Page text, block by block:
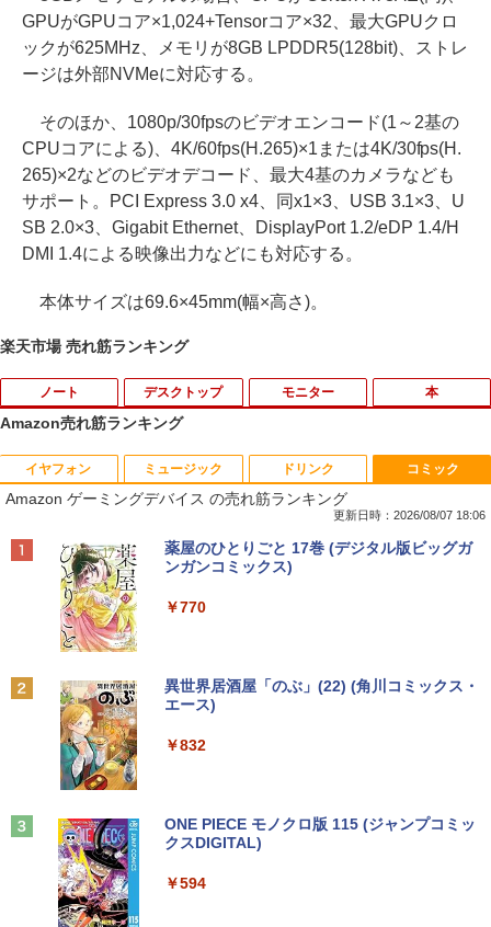
GPUがGPUコア×1,024+Tensorコア×32、最大GPUクロ
ックが625MHz、メモリが8GB LPDDR5(128bit)、ストレ
ージは外部NVMeに対応する。
そのほか、1080p/30fpsのビデオエンコード(1～2基の
CPUコアによる)、4K/60fps(H.265)×1または4K/30fps(H.
265)×2などのビデオデコード、最大4基のカメラなども
サポート。PCI Express 3.0 x4、同x1×3、USB 3.1×3、U
SB 2.0×3、Gigabit Ethernet、DisplayPort 1.2/eDP 1.4/H
DMI 1.4による映像出力などにも対応する。
本体サイズは69.6×45mm(幅×高さ)。
楽天市場 売れ筋ランキング
ノート
1
【中古】Panasonic Let's note SV8 CF-
SV8TDLVS【i5-8365U 8G 256G(SSD)
WiFi 12LCD(1920x1200)】【ECセンタ
￥22,980
ノートパソコン Lenovo ThinkPad L570
第6世代Core i5 メモリ16GB SSD256GB
カメラ DVD Bluetooth 15.6インチWind
【1500円OFFクーポン】【訳アリ】【W
古パソコン 13.3インチ SSD256GB メモ
デスクトップ
1
中古パソコン | Dell | OptiPlex 3040 SFF
| Windows11 | デスクトップ | 一年保証 |
第6世代 | Core i5 6500 3.2(～最大3.6)G
チ | Win11Pro64Bit
2
貴重 英語/中国語/日本語版 WINDOWS X
P SP3 / WIN7 /WIN10 インストール（購
入時選択） シルアル RS232C 省スペー
5 3.1Gヘルツ以上 2Gメモリー DELL 7
【★最大100%ポイント】HP ProDesk 6
モニター
1
【マラソンセール期間中ポイント5倍】中
古モニター 23.8インチ ワイド ノングレ
ア フルHD PHILIPS 243V7Q ブラック V
済み 送料無料 30日保証
2
アースドリームス 厳選おまかせモニター
21.5型〜27型ワイド 【HDMI対応 / FULL
HD解像度】 大手メーカー液晶 (Dell/HP/
witch PS4 PS5対応 【整備済み中古品】
HS-B3 スリムベゼル AH-IPSパネル 解像
本
1
逆転バリバリバース 1 金のバリバコイン
2枚つき特装版 （コロコロコミックス） [
￥1,760
￥572
￥770
Amazon売れ筋ランキング
イヤフォン
Anker Soundcore P40i ブラック
Anker Soundcore P31i ブラック
Anker Soundcore Liberty 5 ミッドナイトブ
ラック
￥14,990
ミュージック
BRUCE WAYNE feat. Flo Milli, ATL Jacob
[Explicit]
￥250
BRUCE WAYNE feat. Flo Milli, ATL Jacob
[Explicit]
￥250
On My Road (Stadium ver.)
ドリンク
【Amazon.co.jp限定】 い・ろ・は・す 2L P
ET ラベルレス ×8本
￥1,112
by Amazon 天然水 ラベルレス 500ml ×24本
富士山の天然水 バナジウム含有 水 ミネラル
ットル (Smart Basic)
by Amazon 天然水ラベルレス 2L×9本
￥1,117
コミック
Amazon ゲーミングデバイス の売れ筋ランキング
更新日時：2026/08/07 18:06
薬屋のひとりごと 17巻 (デジタル版ビッグガ
ンガンコミックス)
￥770
異世界居酒屋「のぶ」(22) (角川コミックス・
エース)
￥832
ONE PIECE モノクロ版 115 (ジャンプコミッ
クスDIGITAL)
￥594